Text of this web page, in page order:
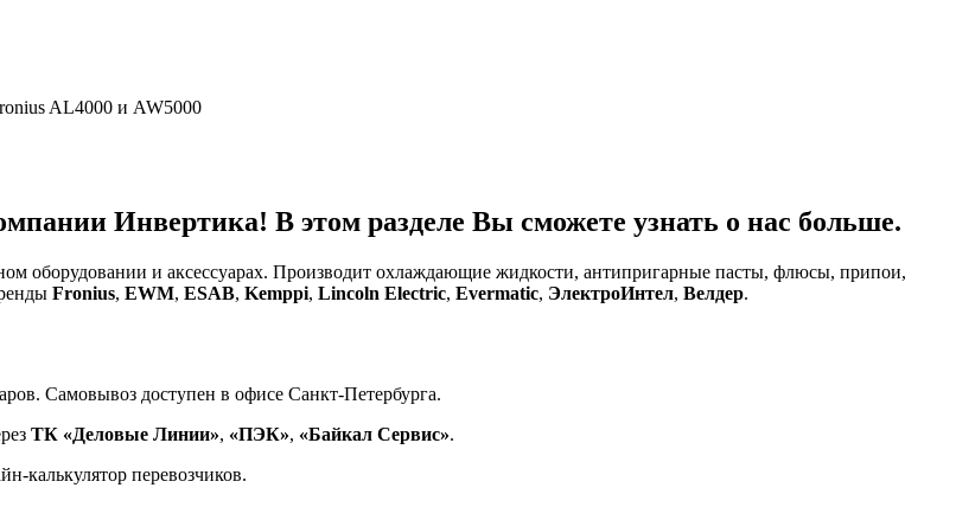
AL4000 и AW5000
Инвертика! В этом разделе Вы сможете узнать о нас больше.
оборудовании и аксессуарах. Производит охлаждающие жидкости, антипригарные пасты, флюсы, припои,
Fronius, EWM, ESAB, Kemppi, Lincoln Electric, Evermatic, ЭлектроИнтел, Велдер.
Самовывоз доступен в офисе Санкт-Петербурга.
ТК «Деловые Линии», «ПЭК», «Байкал Сервис».
калькулятор перевозчиков.